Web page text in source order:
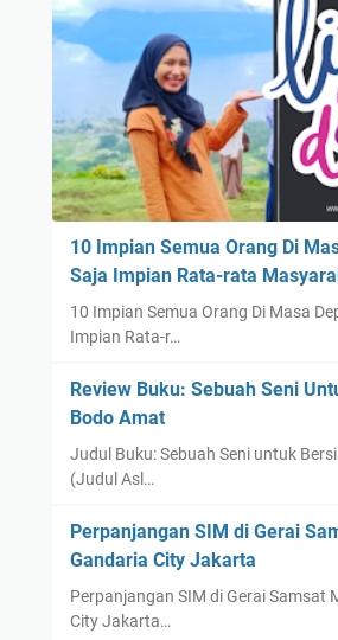
10 Impian Semua Orang Di
Saja Impian Rata-rata
10 Impian Semua Orang Di Masa
Impian Rata-r…
Review Buku: Sebuah Seni
Bodo Amat
Judul Buku: Sebuah Seni untuk
(Judul Asl…
Perpanjangan SIM di Gerai
Gandaria City Jakarta
Perpanjangan SIM di Gerai Samsat
City Jakarta…